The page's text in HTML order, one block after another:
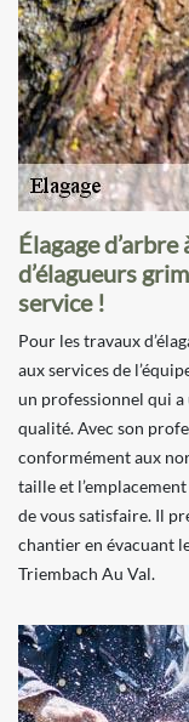
Élagage
d’élagueurs
service !
Pour les travaux
aux services de
un professionnel qui a
qualité. Avec son
conformément aux
taille et
de vous satisfaire. Il
chantier en évacuant
Triembach Au Val.